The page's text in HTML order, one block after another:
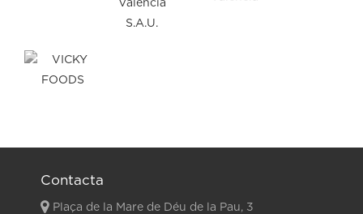
Contacta
Plaça de la Mare de Déu de la Pau, 3